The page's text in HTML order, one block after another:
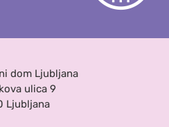
dom Ljubljana
ulica 9
Ljubljana